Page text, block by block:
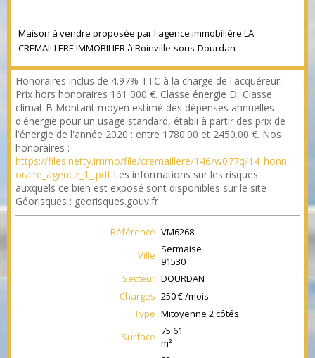
Maison à vendre proposée par l'agence immobilière LA
CREMAILLERE IMMOBILIER à Roinville-sous-Dourdan
Honoraires inclus de 4.97% TTC à la charge de l'acquéreur.
Prix hors honoraires 161 000 €. Classe énergie D, Classe
climat B Montant moyen estimé des dépenses annuelles
d'énergie pour un usage standard, établi à partir des prix de
l'énergie de l'année 2020 : entre 1780.00 et 2450.00 €. Nos
honoraires :
https://files.netty.immo/file/cremaillere/146/w077q/14_honn
oraire_agence_1_.pdfLes informations sur les risques
auxquels ce bien est exposé sont disponibles sur le site
Géorisques : georisques.gouv.fr
Référence VM6268
Ville Sermaise
91530
Secteur DOURDAN
Charges 250 € /mois
Type Mitoyenne 2 côtés
Surface 75.61
m²